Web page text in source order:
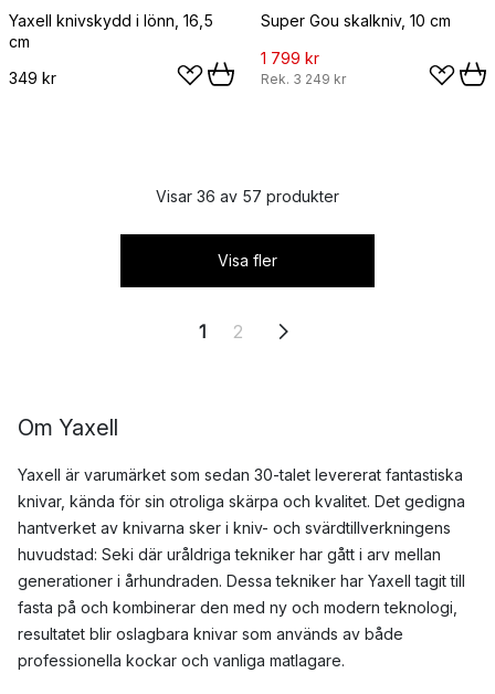
Yaxell knivskydd i lönn, 16,5
cm
349 kr
Super Gou skalkniv, 10 cm
1 799 kr
Rek. 3 249 kr
Visar 36 av 57 produkter
Visa fler
1 2
Om Yaxell
Yaxell är varumärket som sedan 30-talet levererat fantastiska
knivar, kända för sin otroliga skärpa och kvalitet. Det gedigna
hantverket av knivarna sker i kniv- och svärdtillverkningens
huvudstad: Seki där uråldriga tekniker har gått i arv mellan
generationer i århundraden. Dessa tekniker har Yaxell tagit till
fasta på och kombinerar den med ny och modern teknologi,
resultatet blir oslagbara knivar som används av både
professionella kockar och vanliga matlagare.